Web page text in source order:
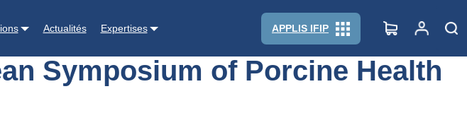
Actualités Expertises APPLIS IFIP
Symposium of Porcine Health